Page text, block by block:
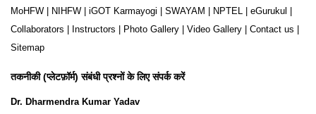
MoHFW NIHFW iGOT Karmayogi SWAYAM NPTEL eGurukul
Collaborators
Instructors Photo Gallery Video Gallery Contact us
Sitemap
तकनीकी (प्लेटफ़ॉर्म) संबंधी प्रश्नों के लिए संपर्क करें
Dr. Dharmendra Kumar Yadav